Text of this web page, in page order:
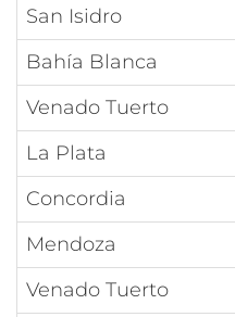
San Isidro
Bahía Blanca
Venado Tuerto
La Plata
Concordia
Mendoza
Venado Tuerto